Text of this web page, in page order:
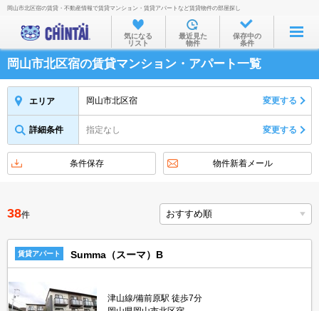
お部屋を探す
沿線・駅から
住所から
物件特集から
不動産会社から
TOP
岡山市北区宿の賃貸・不動産情報で賃貸マンション・賃貸アパートなど賃貸物件の部屋探し
気になる
リスト
最近見た
物件
保存中の
条件
岡山市北区宿の賃貸マンション・アパート一覧
エリア 岡山市北区宿 変更する
詳細条件 指定なし 変更する
条件保存 物件新着メール
38件
賃貸アパート Summa（スーマ）B
津山線/備前原駅 徒歩7分